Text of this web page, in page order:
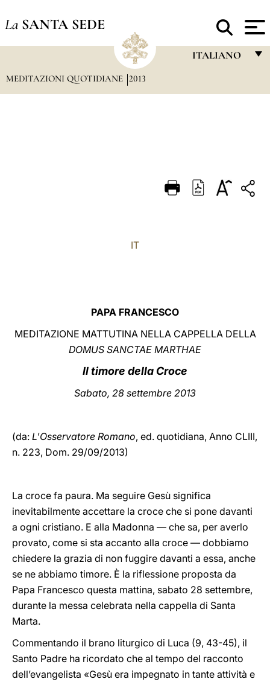
La SANTA SEDE
ITALIANO
DEUTSCH
MEDITAZIONI QUOTIDIANE 2013
IT
PAPA FRANCESCO
MEDITAZIONE MATTUTINA NELLA CAPPELLA DELLA
DOMUS SANCTAE MARTHAE
Il timore della Croce
Sabato, 28 settembre 2013
(da: L'Osservatore Romano, ed. quotidiana, Anno CLIII,
n. 223, Dom. 29/09/2013)
La croce fa paura. Ma seguire Gesù significa
inevitabilmente accettare la croce che si pone davanti
a ogni cristiano. E alla Madonna — che sa, per averlo
provato, come si sta accanto alla croce — dobbiamo
chiedere la grazia di non fuggire davanti a essa, anche
se ne abbiamo timore. È la riflessione proposta da
Papa Francesco questa mattina, sabato 28 settembre,
durante la messa celebrata nella cappella di Santa
Marta.
Commentando il brano liturgico di Luca (9, 43-45), il
Santo Padre ha ricordato che al tempo del racconto
dell’evangelista «Gesù era impegnato in tante attività e